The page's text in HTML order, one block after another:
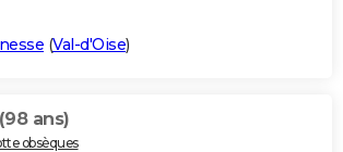
(Val-d'Oise)
(98 ans)
obsèques